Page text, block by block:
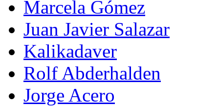
Marcela Gómez
Juan Javier Salazar
Kalikadaver
Rolf Abderhalden
Jorge Acero